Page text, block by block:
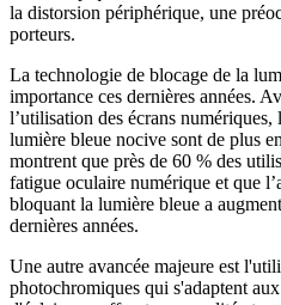
la distorsion périphérique, une
porteurs.
La technologie de blocage de la
importance ces dernières années.
l’utilisation des écrans
lumière bleue nocive sont de plus
montrent que près de 60 % des
fatigue oculaire numérique et que
bloquant la lumière bleue a
dernières années.
Une autre avancée majeure est
photochromiques qui s'adaptent